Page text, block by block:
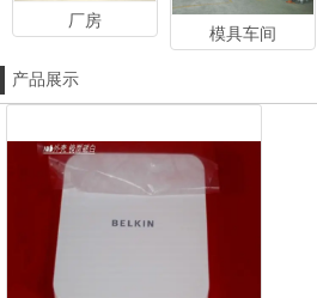
厂房
模具车间
产品展示